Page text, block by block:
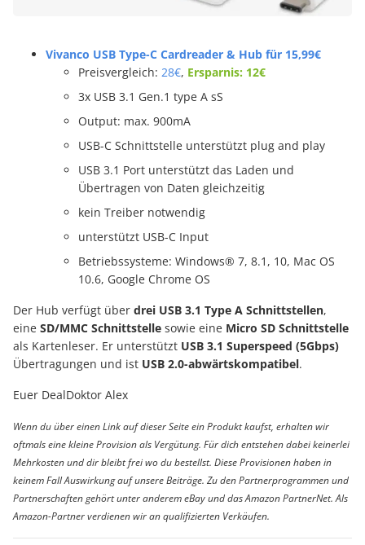
Vivanco USB Type-C Cardreader & Hub für 15,99€
Preisvergleich: 28€, Ersparnis: 12€
3x USB 3.1 Gen.1 type A sS
Output: max. 900mA
USB-C Schnittstelle unterstützt plug and play
USB 3.1 Port unterstützt das Laden und
Übertragen von Daten gleichzeitig
kein Treiber notwendig
unterstützt USB-C Input
Betriebssysteme: Windows® 7, 8.1, 10, Mac OS
10.6, Google Chrome OS
Der Hub verfügt über drei USB 3.1 Type A Schnittstellen,
eine SD/MMC Schnittstelle sowie eine Micro SD Schnittstelle
als Kartenleser. Er unterstützt USB 3.1 Superspeed (5Gbps)
Übertragungen und ist USB 2.0-abwärtskompatibel.
Euer DealDoktor Alex
Wenn du über einen Link auf dieser Seite ein Produkt kaufst, erhalten wir
oftmals eine kleine Provision als Vergütung. Für dich entstehen dabei keinerlei
Mehrkosten und dir bleibt frei wo du bestellst. Diese Provisionen haben in
keinem Fall Auswirkung auf unsere Beiträge. Zu den Partnerprogrammen und
Partnerschaften gehört unter anderem eBay und das Amazon PartnerNet. Als
Amazon-Partner verdienen wir an qualifizierten Verkäufen.